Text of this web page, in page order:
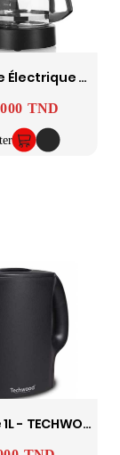
Cafetière Électrique 900W TRISTAR
TND
Bouilloire 1L - TECHWOOD